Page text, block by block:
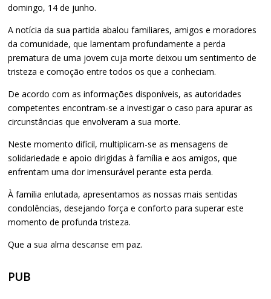
domingo, 14 de junho.
A notícia da sua partida abalou familiares, amigos e moradores
da comunidade, que lamentam profundamente a perda
prematura de uma jovem cuja morte deixou um sentimento de
tristeza e comoção entre todos os que a conheciam.
De acordo com as informações disponíveis, as autoridades
competentes encontram-se a investigar o caso para apurar as
circunstâncias que envolveram a sua morte.
Neste momento difícil, multiplicam-se as mensagens de
solidariedade e apoio dirigidas à família e aos amigos, que
enfrentam uma dor imensurável perante esta perda.
À família enlutada, apresentamos as nossas mais sentidas
condolências, desejando força e conforto para superar este
momento de profunda tristeza.
Que a sua alma descanse em paz.
PUB